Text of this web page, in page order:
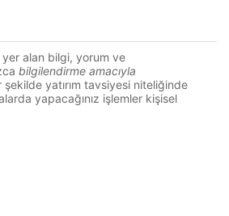
yer alan bilgi, yorum ve
bilgilendirme amacıyla
şekilde yatırım tavsiyesi niteliğinde
yapacağınız işlemler kişisel